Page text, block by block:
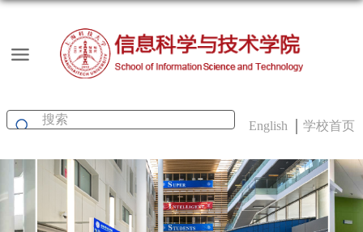
English 学校首页